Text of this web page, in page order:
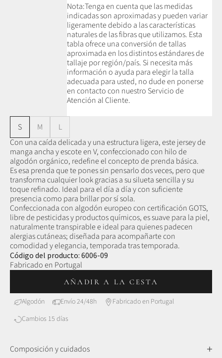
Nota:Tenga en cuenta que las medidas
indicadas son aproximadas y pueden variar
ligeramente debido a las características
naturales de las fibras que utilizamos. Esta
tabla ofrece una conversión de tallas
aproximada en los distintos estándares de
tallaje por región/país. Si necesita más
información o ayuda para elegir la talla
adecuada para usted, no dude en ponerse
en contacto con nuestro Servicio de
Atención al Cliente.
S M
L
Con una caída delicada y una estructura ligera, este jersey de
manga ancha y escote en V, confeccionado con hilo de
algodón orgánico, redefine el concepto de prenda básica.
Es esa prenda que te pones sin pensarlo dos veces, pero que
transforma cualquier look gracias a su silueta sencilla y su
toque refinado. Ideal para el día a día y con suficiente
presencia como para brillar por sí sola.
Confeccionada con algodón europeo con certificación GOTS,
libre de pesticidas y productos químicos, es suave para la piel,
naturalmente transpirable e ideal para quienes padecen
alergias cutáneas; diseñada para acompañarte con
comodidad y elegancia, temporada tras temporada.
Código del producto: 6006-09
Fabricado en Portugal
AÑADIR A LA CESTA
Algodón Envío 24/48h
Fabricado en Portugal
Cambios 15 días
Composición y cuidadosAlgodón orgánico